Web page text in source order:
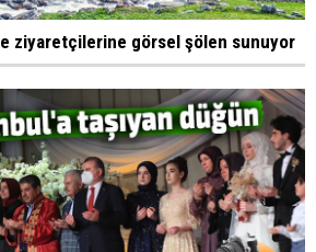
ziyaretçilerine görsel şölen sunuyor